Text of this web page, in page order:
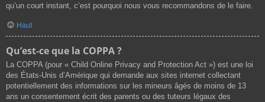
qu’un court instant, c’est pourquoi nous vous recommandons de le faire.
Haut
Qu’est-ce que la COPPA ?
La COPPA (pour « Child Online Privacy and Protection Act ») est une loi
des États-Unis d’Amérique qui demande aux sites internet collectant
potentiellement des informations sur les mineurs âgés de moins de 13
ans un consentement écrit des parents ou des tuteurs légaux des